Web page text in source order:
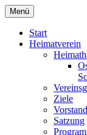
Zum
Inhalt
springen
Heimatverein
Menü
Start
Heimatverein
Ziele
Vorstand
Satzung